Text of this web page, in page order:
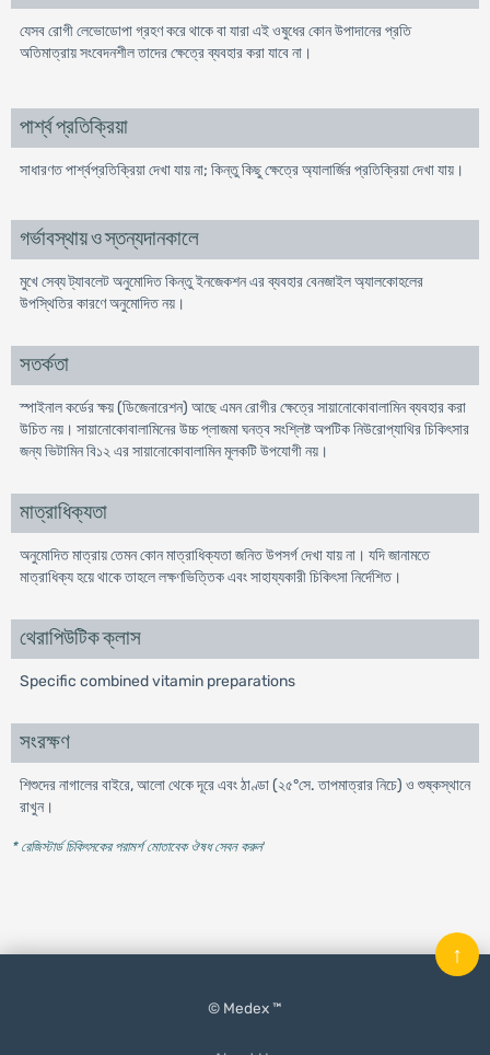
যেসব রোগী লেভোডোপা গ্রহণ করে থাকে বা যারা এই ওষুধের কোন উপাদানের প্রতি
অতিমাত্রায় সংবেদনশীল তাদের ক্ষেত্রে ব্যবহার করা যাবে না।
পার্শ্ব প্রতিক্রিয়া
সাধারণত পার্শ্বপ্রতিক্রিয়া দেখা যায় না; কিন্তু কিছু ক্ষেত্রে অ্যালার্জির প্রতিক্রিয়া দেখা যায়।
গর্ভাবস্থায় ও স্তন্যদানকালে
মুখে সেব্য ট্যাবলেট অনুমোদিত কিন্তু ইনজেকশন এর ব্যবহার বেনজাইল অ্যালকোহলের
উপস্থিতির কারণে অনুমোদিত নয়।
সতর্কতা
স্পাইনাল কর্ডের ক্ষয় (ডিজেনারেশন) আছে এমন রোগীর ক্ষেত্রে সায়ানোকোবালামিন ব্যবহার করা
উচিত নয়। সায়ানোকোবালামিনের উচ্চ প্লাজমা ঘনত্ব সংশ্লিষ্ট অপটিক নিউরোপ্যাথির চিকিৎসার
জন্য ভিটামিন বি১২ এর সায়ানোকোবালামিন মূলকটি উপযোগী নয়।
মাত্রাধিক্যতা
অনুমোদিত মাত্রায় তেমন কোন মাত্রাধিক্যতা জনিত উপসর্গ দেখা যায় না। যদি জানামতে
মাত্রাধিক্য হয়ে থাকে তাহলে লক্ষণভিত্তিক এবং সাহায্যকারী চিকিৎসা নির্দেশিত।
থেরাপিউটিক ক্লাস
Specific combined vitamin preparations
সংরক্ষণ
শিশুদের নাগালের বাইরে, আলো থেকে দূরে এবং ঠাণ্ডা (২৫°সে. তাপমাত্রার নিচে) ও শুষ্কস্থানে
রাখুন।
* রেজিস্টার্ড চিকিৎসকের পরামর্শ মোতাবেক ঔষধ সেবন করুন'
© Medex ™
↑